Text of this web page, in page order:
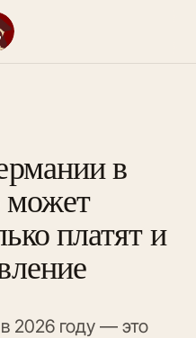
в
может
платят и
2026 году — это